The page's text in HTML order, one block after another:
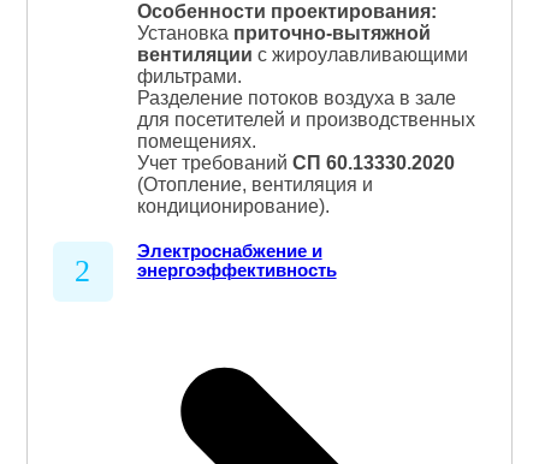
Особенности проектирования:
Установка приточно-вытяжной
вентиляции с жироулавливающими
фильтрами.
Разделение потоков воздуха в зале
для посетителей и производственных
помещениях.
Учет требований СП 60.13330.2020
(Отопление, вентиляция и
кондиционирование).
2
Электроснабжение и
энергоэффективность